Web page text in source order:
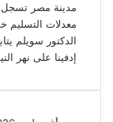
معدلات التسليم
الدكتور سويلم
إدفينا على نهر